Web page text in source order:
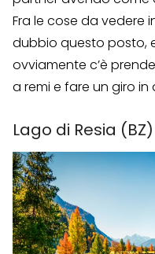
Fra le cose da vedere
dubbio questo posto,
ovviamente c’è
a remi e fare un giro
Lago di Resia (BZ)